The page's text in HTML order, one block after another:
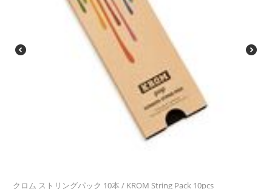
クロム ストリングパック 10本 / KROM String Pack 10pcs